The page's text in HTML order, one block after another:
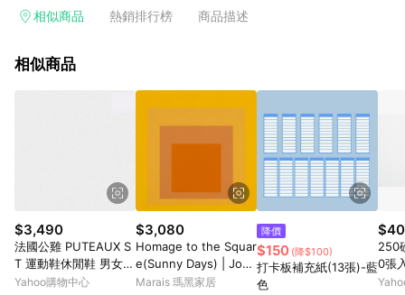
客找到居家修繕、佈置或裝潢時所需；另外，在各家分店內規劃
等各方面進行整合，提升服務質感，期望每一位來店顧客，能輕
發與靈感(Exciting experience)，同時持續提供消費者居家修繕
最佳解決方案，以創造優質居家環境為首要目標，成為消費者打
相似商品 熱銷排行榜 商品描述
相似商品
$3,490
法國公雞 PUTEAUX S
T 運動鞋休閒鞋 男女鞋
2色 LJY73102
Yahoo購物中心
$3,080
Homage to the Squar
e(Sunny Days) | Jose
f Albers - 銀色鋁框-中
Marais 瑪黑家居
降價
$150 (降$100)
打卡板補充紙(13張)-藍
色
$40
250
0張